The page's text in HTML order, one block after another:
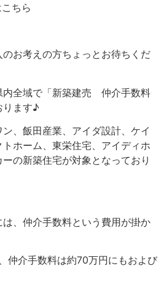
ちら
お考えの方ちょっとお待ちくだ
内全域で「新築建売 仲介手数料
ります♪
ン、飯田産業、アイダ設計、ケイ
ホーム、東栄住宅、アイディホ
の新築住宅が対象となっており
、仲介手数料という費用が掛か
仲介手数料は約70万円にもおよび